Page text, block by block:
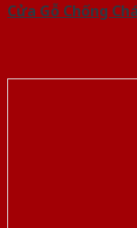
Cửa Gỗ Chống